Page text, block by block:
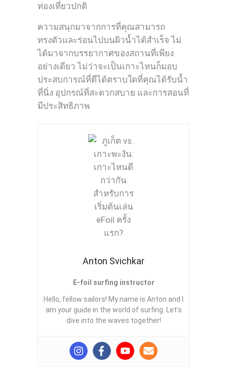
ท่องเที่ยวปกติ
ความสนุกมาจากการที่คุณสามารถ
ทรงตัวและร่อนไปบนผิวน้ำได้สำเร็จ ไม่
ได้มาจากบรรยากาศของสถานที่เพียง
อย่างเดียว ไม่ว่าจะเป็นเกาะไหนก็มอบ
ประสบการณ์ที่ดีได้ตราบใดที่คุณได้รับน้ำ
ที่นิ่ง อุปกรณ์ที่สะดวกสบาย และการสอนที่
มีประสิทธิภาพ
Anton Svichkar
E-foil surfing instructor
Hello, fellow sailors! My name is Anton and I
am your guide in the world of surfing. Let’s
dive into the waves together!